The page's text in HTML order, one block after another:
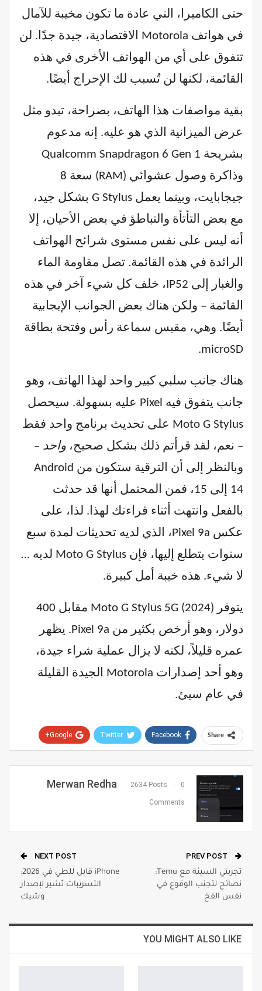
حتى الكاميرا، التي عادة ما تكون مخيبة للآمال
في هواتف Motorola الاقتصادية، جيدة جدًا. لن
تتفوق على أي من الهواتف الأخرى في هذه
القائمة، لكنها لن تُسبب لك الإحراج أيضًا.
بقية مواصفات هذا الهاتف، بصراحة، تبدو مثل
عرض الميزانية الذي هو عليه. إنه مدعوم
بشريحة Qualcomm Snapdragon 6 Gen 1
وذاكرة وصول عشوائي (RAM) سعة 8
جيجابايت، وبينما يعمل G Stylus بشكل جيد،
مع بعض التأتأة والتباطؤ في بعض الأحيان، إلا
أنه ليس على نفس مستوى شرائح الهواتف
الرائدة في هذه القائمة. تصل مقاومة الماء
والغبار إلى IP52، خلف كل شيء آخر في هذه
القائمة – ولكن هناك بعض الجوانب الإيجابية
أيضًا. وهي، مقبس سماعة رأس وفتحة بطاقة
microSD.
هناك جانب سلبي كبير واحد لهذا الهاتف، وهو
جانب يتفوق فيه Pixel عليه بسهولة. سيحصل
Moto G Stylus على تحديث برنامج واحد فقط
– نعم، لقد قرأتم ذلك بشكل صحيح، واحد –
وبالنظر إلى أن الترقية ستكون من Android
14 إلى 15، فمن المحتمل أنها قد حدثت
بالفعل وانتهت أثناء قراءتك لهذا. لذا، على
عكس Pixel 9a، الذي لديه تحديثات لمدة سبع
سنوات يتطلع إليها، فإن Moto G Stylus لديه …
لا شيء. هذه خيبة أمل كبيرة.
يتوفر Moto G Stylus 5G (2024) مقابل 400
دولار، وهو أرخص بكثير من Pixel 9a. يظهر
عمره قليلاً، لكنه لا يزال عملية شراء جيدة،
وهو أحد إصدارات Motorola الجيدة القليلة
في عام سيئ.
Share
Facebook
Twitter
Google+
Email
Merwan Redha 2634 Posts 0
Comments
تجربتي السيئة مع Temu:
نصائح لتجنب الوقوع في
نفس الفخ
NEXT POST
iPhone قابل للطي في 2026:
التسريبات تُشير لإصدار
وشيك
YOU MIGHT ALSO LIKE